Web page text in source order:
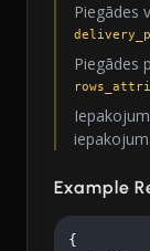
Piegādes
Piegādes
Example
{